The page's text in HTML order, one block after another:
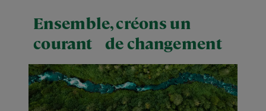
Ensemble, créons un
courant de changement